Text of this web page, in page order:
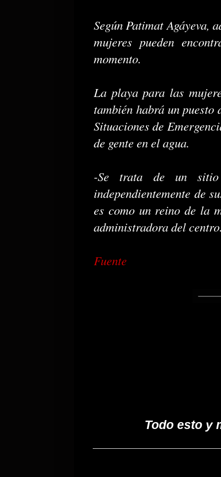
Según Patimat Agáyeva,
mujeres pueden
momento.
La playa para las
también habrá un
Situaciones de
de gente en el agua.
-Se trata de un
independientemente de
es como un reino de la
administradora del
Fuente
Todo esto y